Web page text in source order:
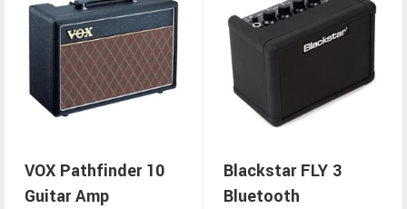
VOX Pathfinder 10
Guitar Amp
Blackstar FLY 3
Bluetooth